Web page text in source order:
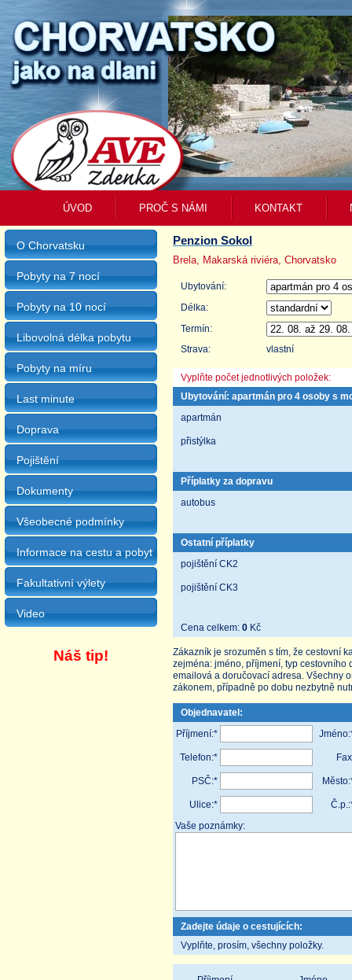
ÚVOD PROČ S NÁMI KONTAKT
O Chorvatsku
Pobyty na 7 nocí
Pobyty na 10 nocí
Libovolná délka pobytu
Pobyty na míru
Last minute
Doprava
Pojištění
Dokumenty
Všeobecné podmínky
Informace na cestu a pobyt
Fakultativní výlety
Video
Náš tip!
Penzion Sokol
Brela, Makarská riviéra, Chorvatsko
Ubytování:
Délka:
Termín:
Strava:
vlastní
Vyplňte počet jednotlivých položek:
Ubytování: apartmán pro 4 osoby s
apartmán
přistýlka
Příplatky za dopravu
autobus
Ostatní příplatky
pojištění CK2
pojištění CK3
Cena celkem: 0 Kč
Zákazník je srozuměn s tím, že cestovní
zejména: jméno, příjmení, typ
emailová a doručovací adresa. Všechny
zákonem, případně po dobu nezbytně
Objednavatel:
Příjmení:*
Telefon:*
PSČ:*
Ulice:*
Vaše poznámky:
Zadejte údaje o cestujících:
Vyplňte, prosím, všechny položky.